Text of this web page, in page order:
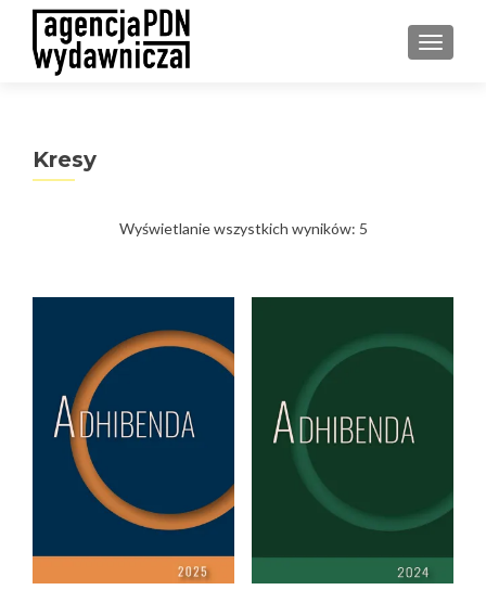
Kresy
Wyświetlanie wszystkich wyników: 5Posortowane